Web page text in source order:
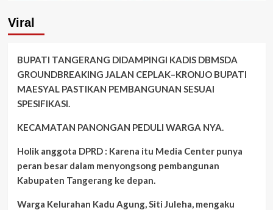
Viral
BUPATI TANGERANG DIDAMPINGI KADIS DBMSDA
GROUNDBREAKING JALAN CEPLAK–KRONJO BUPATI
MAESYAL PASTIKAN PEMBANGUNAN SESUAI
SPESIFIKASI.
KECAMATAN PANONGAN PEDULI WARGA NYA.
Holik anggota DPRD : Karena itu Media Center punya
peran besar dalam menyongsong pembangunan
Kabupaten Tangerang ke depan.
Warga Kelurahan Kadu Agung, Siti Juleha, mengaku